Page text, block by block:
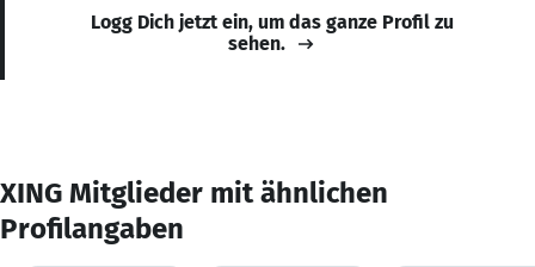
Logg Dich jetzt ein, um das ganze Profil zu
sehen.
XING Mitglieder mit ähnlichen
Profilangaben